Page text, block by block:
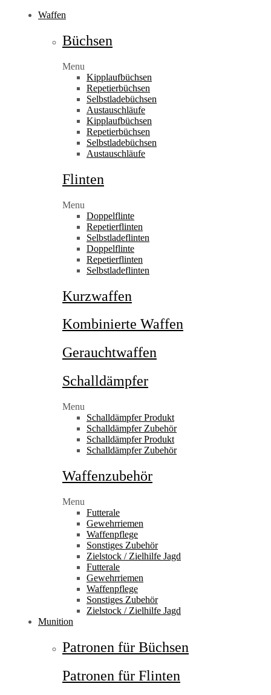
Waffen
Büchsen
Menu
Kipplaufbüchsen
Repetierbüchsen
Selbstladebüchsen
Austauschläufe
Kipplaufbüchsen
Repetierbüchsen
Selbstladebüchsen
Austauschläufe
Flinten
Menu
Doppelflinte
Repetierflinten
Selbstladeflinten
Doppelflinte
Repetierflinten
Selbstladeflinten
Kurzwaffen
Kombinierte Waffen
Gerauchtwaffen
Schalldämpfer
Menu
Schalldämpfer Produkt
Schalldämpfer Zubehör
Schalldämpfer Produkt
Schalldämpfer Zubehör
Waffenzubehör
Menu
Futterale
Gewehrriemen
Waffenpflege
Sonstiges Zubehör
Zielstock / Zielhilfe Jagd
Futterale
Gewehrriemen
Waffenpflege
Sonstiges Zubehör
Zielstock / Zielhilfe Jagd
Munition
Patronen für Büchsen
Patronen für Flinten